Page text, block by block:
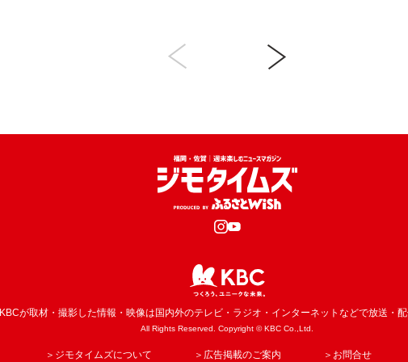
KBCが取材・撮影した情報・映像は国内外のテレビ・ラジオ・インターネットなどで放送・配
All Rights Reserved. Copyright © KBC Co.,Ltd.
＞ジモタイムズについて ＞広告掲載のご案内 ＞お問合せ